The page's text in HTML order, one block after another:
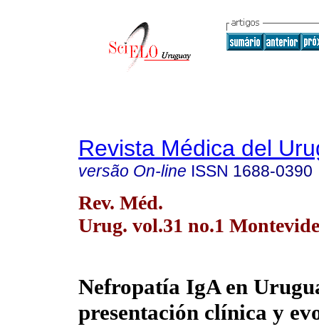
Revista Médica del
versão On-line ISSN 1688-0390
Rev. Méd.
Urug. vol.31 no.1
Nefropatía IgA en
presentación clínica y